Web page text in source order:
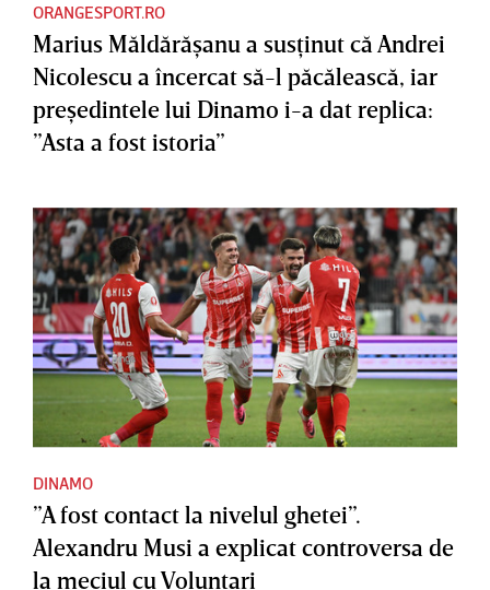
ORANGESPORT.RO
Marius Măldărăşanu a susţinut că Andrei
Nicolescu a încercat să-l păcălească, iar
preşedintele lui Dinamo i-a dat replica:
”Asta a fost istoria”
DINAMO
”A fost contact la nivelul ghetei”.
Alexandru Musi a explicat controversa de
la meciul cu Voluntari